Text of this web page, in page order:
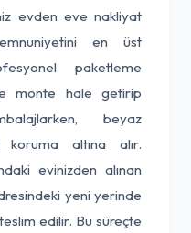
evden eve nakliyat
en üst
paketleme
monte hale getirip
beyaz
koruma altına alır.
evinizden alınan
yeni yerinde
edilir. Bu süreçte